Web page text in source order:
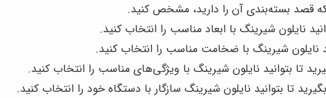
قصد بسته‌بندی آن را دارید، مشخص کنید.
نایلون شیرینگ با ابعاد مناسب را انتخاب کنید.
نایلون شیرینگ با ضخامت مناسب را انتخاب کنید.
تا بتوانید نایلون شیرینگ با ویژگی‌های مناسب را انتخاب کنید.
تا بتوانید نایلون شیرینگ سازگار با دستگاه خود را انتخاب کنید.